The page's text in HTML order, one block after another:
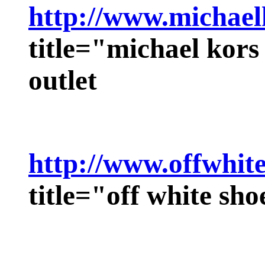
http://
title="michael
outlet
http://
title="off white